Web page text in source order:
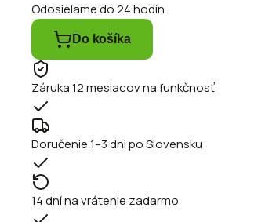
Odosielame do 24 hodín
Do košíka
Záruka 12 mesiacov na funkčnosť
Doručenie 1–3 dni po Slovensku
14 dní na vrátenie zadarmo